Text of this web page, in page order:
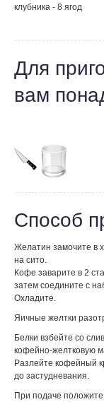
клубника - 8 ягод
Для
вам
Способ
Желатин замочите в
на сито.
Кофе заварите в 2
затем соедините с
Охладите.
Яичные желтки
Белки взбейте со
кофейно-желтковую
Разлейте кофейный
до застудневания.
При подаче положите